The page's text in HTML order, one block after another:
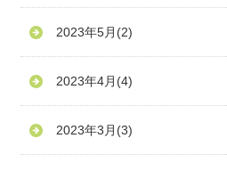
2023年5月 (2)
2023年4月 (4)
2023年3月 (3)